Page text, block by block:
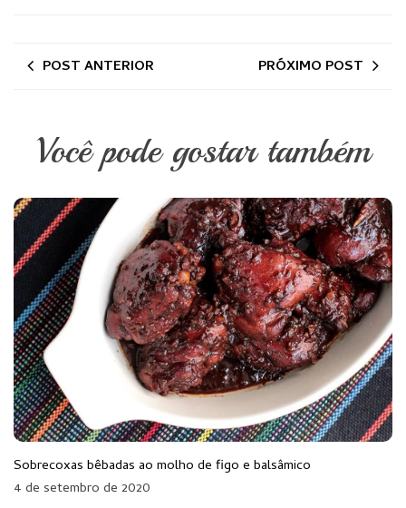
POST ANTERIOR PRÓXIMO POST
Você pode gostar também
Sobrecoxas bêbadas ao molho de figo e balsâmico
4 de setembro de 2020